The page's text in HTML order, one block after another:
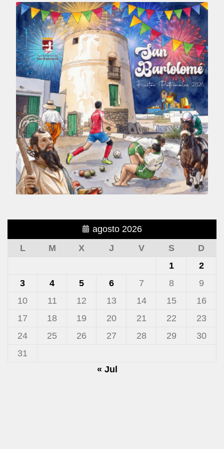
agosto 2026
L
M X J V S
D
1
2
3
4 5 6 7 8
9
10
11 12 13 14 15
16
17
18 19 20 21 22
23
24
25 26 27 28 29
30
31
« Jul